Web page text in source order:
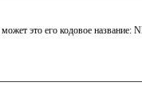
это его кодовое